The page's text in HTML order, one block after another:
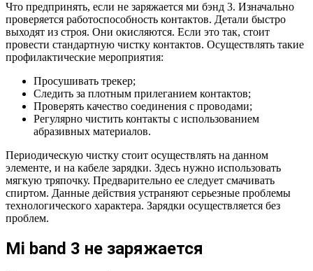
Что предпринять, если не заряжается ми бэнд 3. Изначально
проверяется работоспособность контактов. Детали быстро
выходят из строя. Они окисляются. Если это так, стоит
провести стандартную чистку контактов. Осуществлять такие
профилактические мероприятия:
Просушивать трекер;
Следить за плотным прилеганием контактов;
Проверять качество соединения с проводами;
Регулярно чистить контакты с использованием
абразивных материалов.
Периодическую чистку стоит осуществлять на данном
элементе, и на кабеле зарядки. Здесь нужно использовать
мягкую тряпочку. Предварительно ее следует смачивать
спиртом. Данные действия устраняют серьезные проблемы
технологического характера. Зарядки осуществляется без
проблем.
Mi band 3 не заряжается